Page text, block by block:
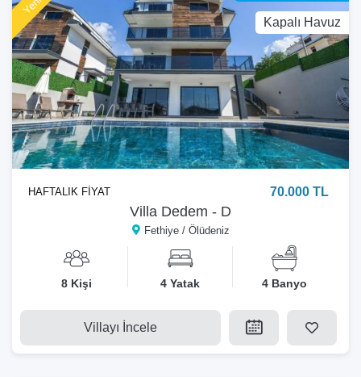
Kapalı Havuz
Villa Dedem - D
Fethiye / Ölüdeniz
HAFTALIK FİYAT 70.000 TL
8 Kişi 4 Yatak 4 Banyo
Villayı İncele